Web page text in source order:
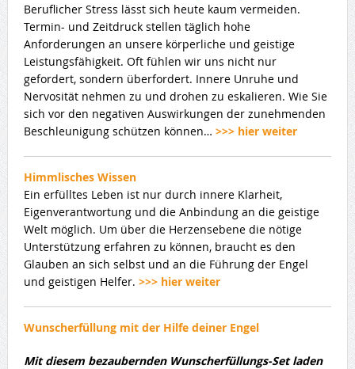
Beruflicher Stress lässt sich heute kaum vermeiden.
Termin- und Zeitdruck stellen täglich hohe
Anforderungen an unsere körperliche und geistige
Leistungsfähigkeit. Oft fühlen wir uns nicht nur
gefordert, sondern überfordert. Innere Unruhe und
Nervosität nehmen zu und drohen zu eskalieren. Wie Sie
sich vor den negativen Auswirkungen der zunehmenden
Beschleunigung schützen können… >>> hier weiter
Himmlisches Wissen
Ein erfülltes Leben ist nur durch innere Klarheit,
Eigenverantwortung und die Anbindung an die geistige
Welt möglich. Um über die Herzensebene die nötige
Unterstützung erfahren zu können, braucht es den
Glauben an sich selbst und an die Führung der Engel
und geistigen Helfer. >>> hier weiter
Wunscherfüllung mit der Hilfe deiner Engel
Mit diesem bezaubernden Wunscherfüllungs-Set laden